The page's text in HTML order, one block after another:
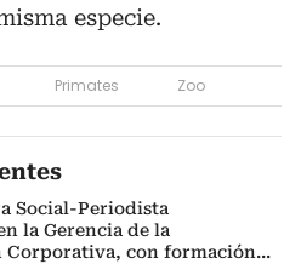
especie.
Primates Zoo
Social-Periodista
la Gerencia de la
Corporativa, con formación...